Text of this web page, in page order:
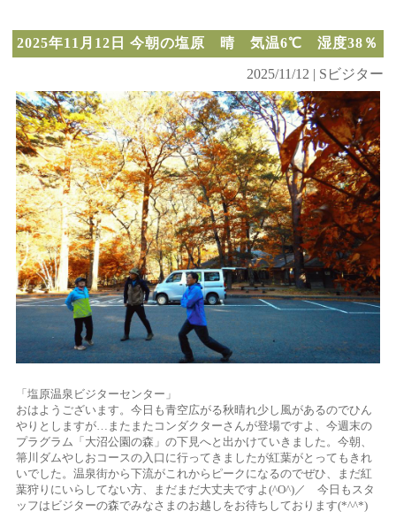
2025年11月12日 今朝の塩原 晴 気温6℃ 湿度38％
2025/11/12 | Sビジター
「塩原温泉ビジターセンター」
おはようございます。今日も青空広がる秋晴れ少し風があるのでひん
やりとしますが…またまたコンダクターさんが登場ですよ、今週末の
プラグラム「大沼公園の森」の下見へと出かけていきました。今朝、
箒川ダムやしおコースの入口に行ってきましたが紅葉がとってもきれ
いでした。温泉街から下流がこれからピークになるのでぜひ、まだ紅
葉狩りにいらしてない方、まだまだ大丈夫ですよ(^O^)／ 今日もスタ
ッフはビジターの森でみなさまのお越しをお待ちしております(*^^*)